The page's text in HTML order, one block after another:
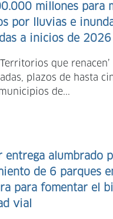
millones para
por lluvias e
a inicios de 2026
que
plazos de hasta
de...
entrega alumbrado
de 6 parques
para fomentar el
vial